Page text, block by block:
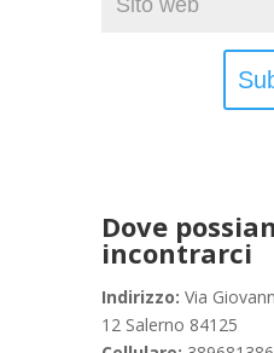
Dove
incontrarci
Indirizzo: Via
12 Salerno 84125